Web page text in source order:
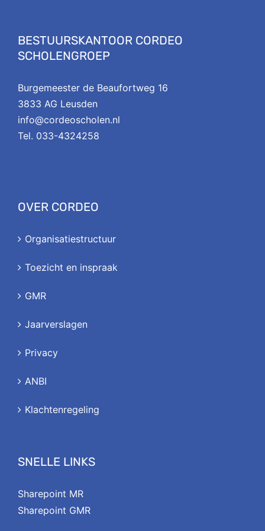
BESTUURSKANTOOR CORDEO
SCHOLENGROEP
Burgemeester de Beaufortweg 16
3833 AG Leusden
info@cordeoscholen.nl
Tel. 033-4324258
OVER CORDEO
Organisatiestructuur
Toezicht en inspraak
GMR
Jaarverslagen
Privacy
ANBI
Klachtenregeling
SNELLE LINKS
Sharepoint MR
Sharepoint GMR